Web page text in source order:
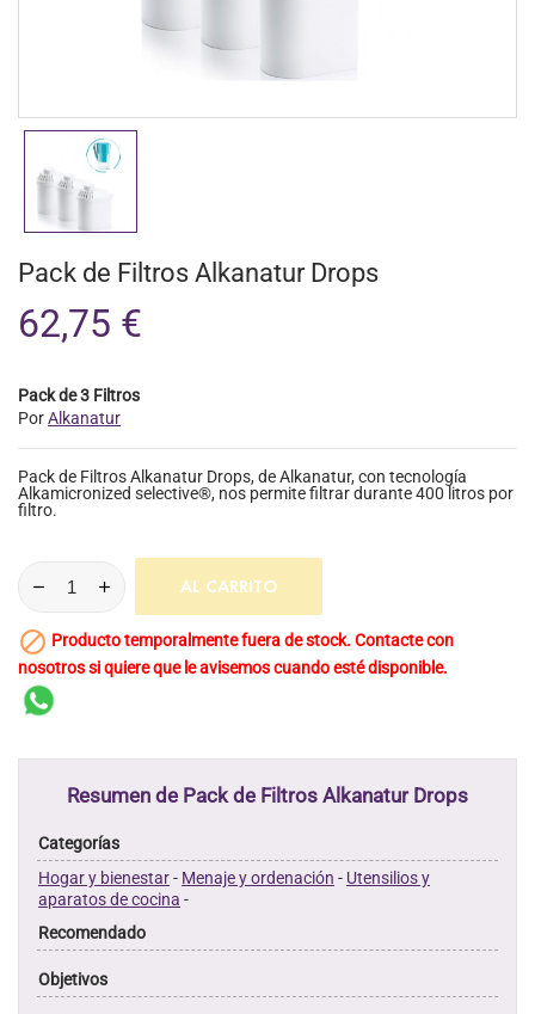
Pack de Filtros Alkanatur Drops
62,75 €
Pack de 3 Filtros
PorAlkanatur
Pack de Filtros Alkanatur Drops, de Alkanatur, con tecnología
Alkamicronized selective®, nos permite filtrar durante 400 litros por
filtro.
AL CARRITO
 Producto temporalmente fuera de stock. Contacte con
nosotros si quiere que le avisemos cuando esté disponible.
Resumen de Pack de Filtros Alkanatur Drops
Categorías
Hogar y bienestar- Menaje y ordenación - Utensilios y
aparatos de cocina -
Recomendado
Objetivos